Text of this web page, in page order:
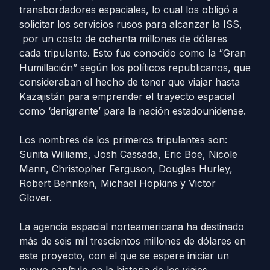
transbordadores espaciales, lo cual los obligó a
solicitar los servicios rusos para alcanzar la ISS,
por un costo de ochenta millones de dólares
cada tripulante. Esto fue conocido como la “Gran
Humillación” según los políticos republicanos, que
consideraban el hecho de tener que viajar hasta
Kazajistán para emprender el trayecto espacial
como ‘denigrante’ para la nación estadounidense.
Los nombres de los primeros tripulantes son:
Sunita Williams, Josh Cassada, Eric Boe, Nicole
Mann, Christopher Ferguson, Douglas Hurley,
Robert Behnken, Michael Hopkins y Victor
Glover.
La agencia espacial norteamericana ha destinado
más de seis mil trescientos millones de dólares en
este proyecto, con el que se espere iniciar un